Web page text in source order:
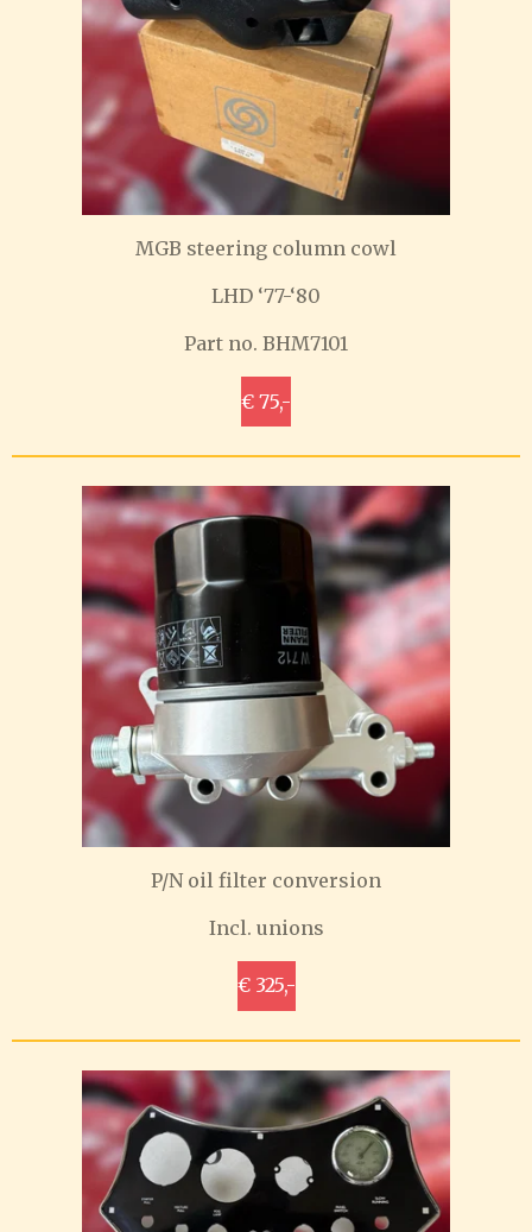
MGB steering column cowl
LHD ‘77-‘80
Part no. BHM7101
€ 75,-
P/N oil filter conversion
Incl. unions
€ 325,-